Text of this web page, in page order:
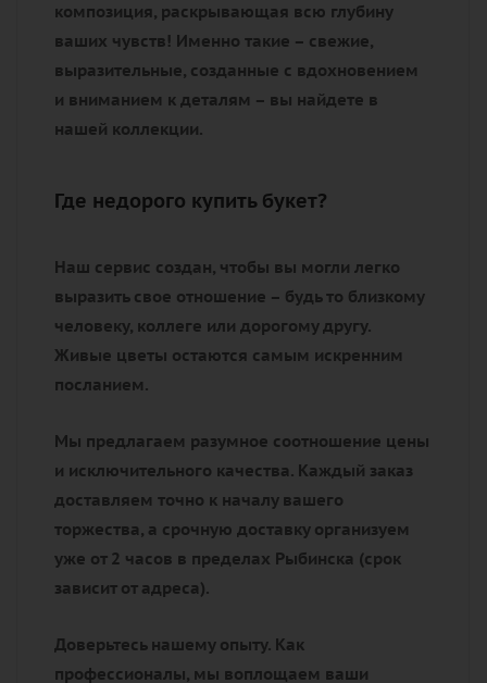
композиция, раскрывающая всю глубину
ваших чувств! Именно такие – свежие,
выразительные, созданные с вдохновением
и вниманием к деталям – вы найдете в
нашей коллекции.
Где недорого купить букет?
Наш сервис создан, чтобы вы могли легко
выразить свое отношение – будь то близкому
человеку, коллеге или дорогому другу.
Живые цветы остаются самым искренним
посланием.
Мы предлагаем разумное соотношение цены
и исключительного качества. Каждый заказ
доставляем точно к началу вашего
торжества, а срочную доставку организуем
уже от 2 часов в пределах Рыбинска (срок
зависит от адреса).
Доверьтесь нашему опыту. Как
профессионалы, мы воплощаем ваши